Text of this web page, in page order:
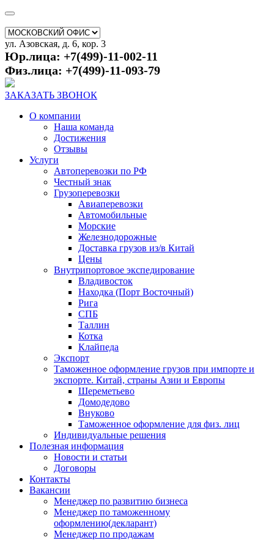
ул. Азовская, д. 6, кор. 3
Юр.лица: +7(499)-11-002-11
Физ.лица: +7(499)-11-093-79
ЗАКАЗАТЬ ЗВОНОК
О компании
Наша команда
Достижения
Отзывы
Услуги
Автоперевозки по РФ
Честный знак
Грузоперевозки
Авиаперевозки
Автомобильные
Морские
Железнодорожные
Доставка грузов из/в Китай
Цены
Внутрипортовое экспедирование
Владивосток
Находка (Порт Восточный)
Рига
СПБ
Таллин
Котка
Клайпеда
Экспорт
Таможенное оформление грузов при импорте и
экспорте. Китай, страны Азии и Европы
Шереметьево
Домодедово
Внуково
Таможенное оформление для физ. лиц
Индивидуальные решения
Полезная информация
Новости и статьи
Договоры
Контакты
Вакансии
Менеджер по развитию бизнеса
Менеджер по таможенному
оформлению(декларант)
Менеджер по продажам